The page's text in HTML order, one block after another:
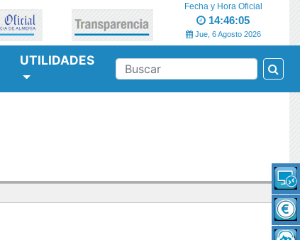
Fecha y Hora Oficial
14:46:05
Jue, 6 Agosto 2026
UTILIDADES
BUSCAR